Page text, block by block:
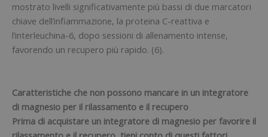
mostrato livelli significativamente più bassi di due marcatori
chiave dell’infiammazione, la proteina C-reattiva e
l’interleuchina-6, dopo sessioni di allenamento intense,
favorendo un recupero più rapido. (6).
Caratteristiche che non possono mancare in un integratore
di magnesio per il rilassamento e il recupero
Prima di acquistare un integratore di magnesio per favorire il